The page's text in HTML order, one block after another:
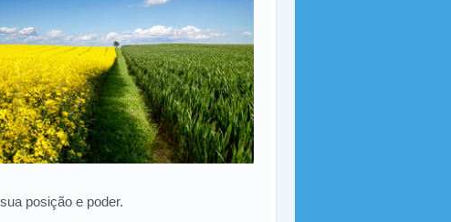
posição e poder.